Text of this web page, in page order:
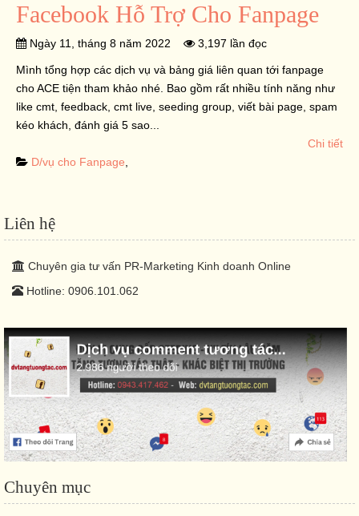
Facebook Hỗ Trợ Cho Fanpage
Ngày 11, tháng 8 năm 2022 3,197 lần đọc
Mình tổng hợp các dịch vụ và bảng giá liên quan tới fanpage
cho ACE tiện tham khảo nhé. Bao gồm rất nhiều tính năng như
like cmt, feedback, cmt live, seeding group, viết bài page, spam
kéo khách, đánh giá 5 sao...
Chi tiết
D/vụ cho Fanpage
Liên hệ
Chuyên gia tư vấn PR-Marketing Kinh doanh Online
Hotline: 0906.101.062
Chuyên mục